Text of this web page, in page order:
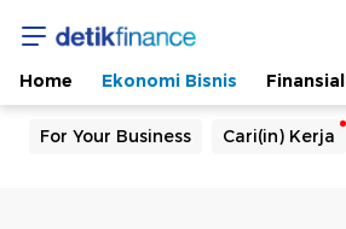
Home Ekonomi Bisnis Finansial
For Your Business Cari(in) Kerja